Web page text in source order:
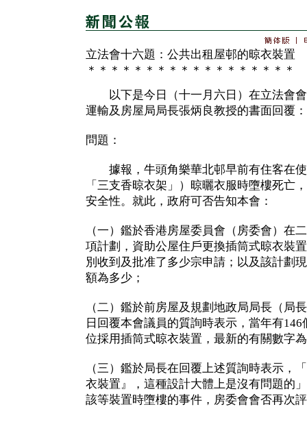
立法會十六題：公共出租屋邨的晾衣裝置
＊＊＊＊＊＊＊＊＊＊＊＊＊＊＊＊＊＊
以下是今日（十一月六日）在立法會會
運輸及房屋局局長張炳良教授的書面回覆：
問題：
據報，牛頭角樂華北邨早前有住客在使
「三支香晾衣架」）晾曬衣服時墮樓死亡
安全性。就此，政府可否告知本會：
（一）鑑於香港房屋委員會（房委會）在
項計劃，資助公屋住戶更換插筒式晾衣裝
別收到及批准了多少宗申請；以及該計劃
額為多少；
（二）鑑於前房屋及規劃地政局局長（局
日回覆本會議員的質詢時表示，當年有
位採用插筒式晾衣裝置，最新的有關數字
（三）鑑於局長在回覆上述質詢時表示，
衣裝置』，這種設計大體上是沒有問題的
該等裝置時墮樓的事件，房委會會否再次